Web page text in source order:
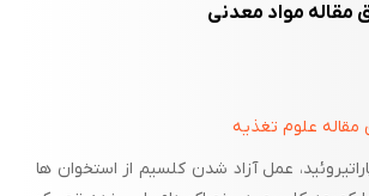
می‌دهد که درمان جایگزینی با استروژن ترمیم
را در شرایط استئوپورز تحریک می‌کند و بنابراین به
مدت ایمپلنت در بیماران مبتلا به استئوپورز
نقد : در این تحقیق برای ایجاد استئوپورز در گروه ovariectomy شده 84 روز
مقاله مواد معدنی
مقاله علوم تغذیه
عمل آزاد شدن کلسیم از استخوان ها